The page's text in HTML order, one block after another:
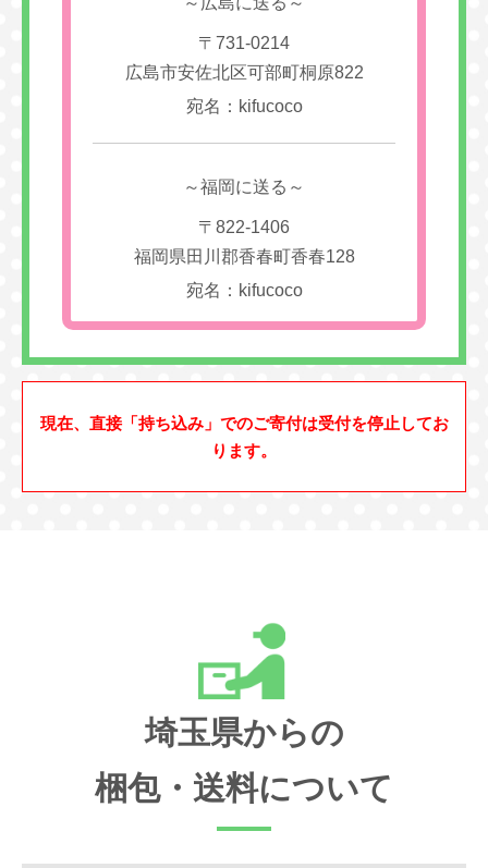
〒731-0214
広島市安佐北区可部町桐原822
宛名：kifucoco
～福岡に送る～
〒822-1406
福岡県田川郡香春町香春128
宛名：kifucoco
現在、直接「持ち込み」でのご寄付は受付を停止してお
ります。
埼玉県からの
梱包・送料について